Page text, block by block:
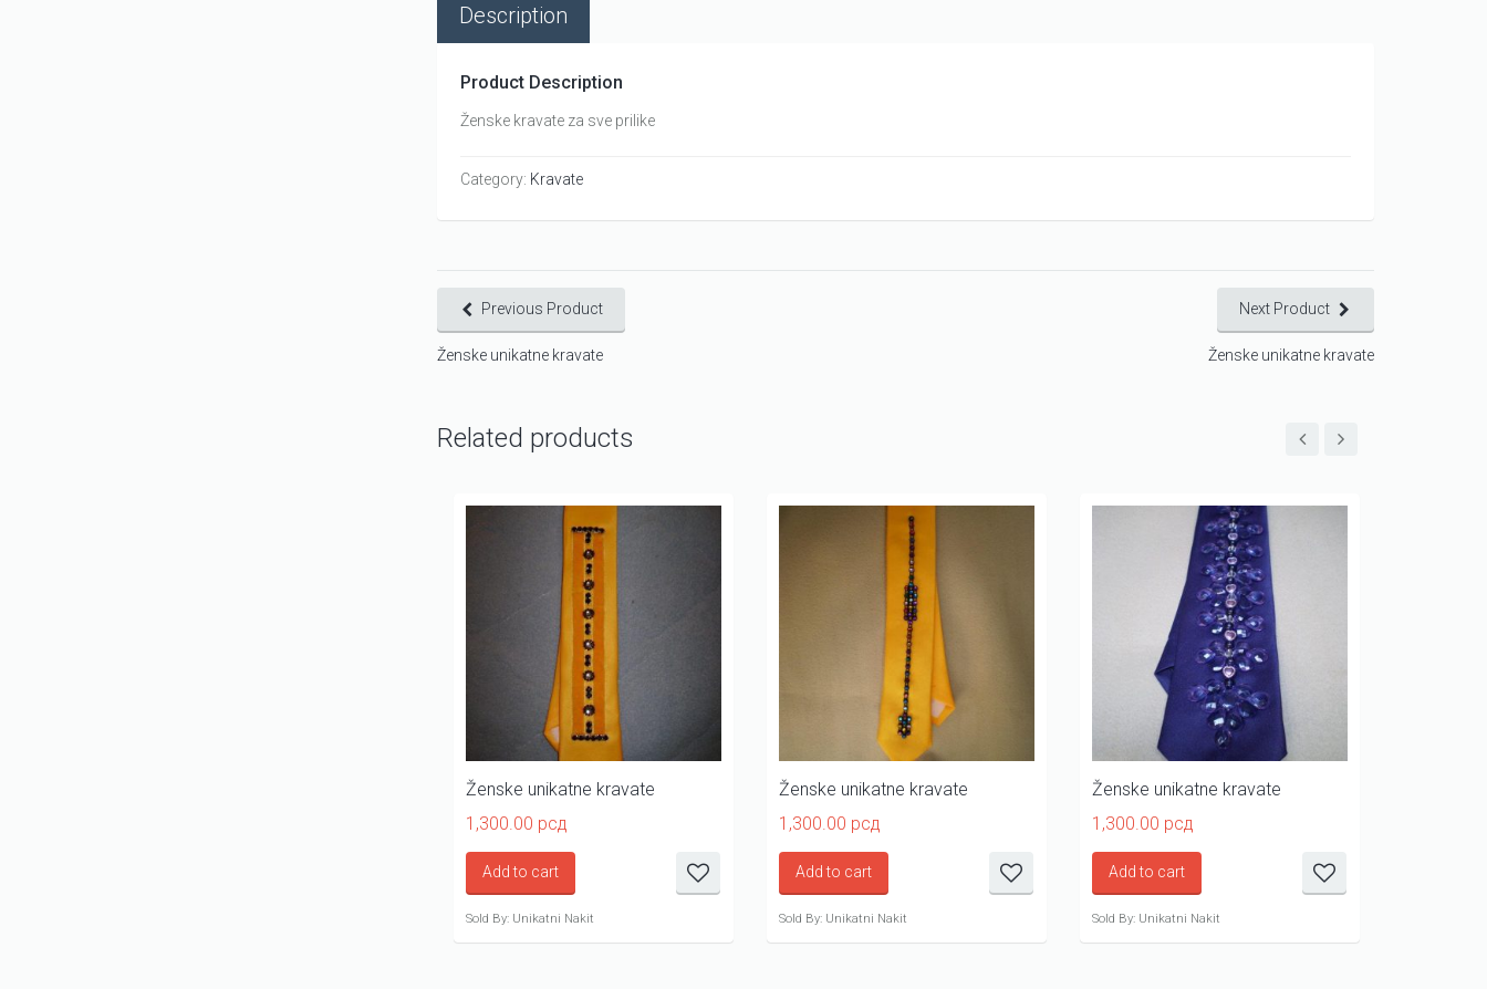
Description
Product Description
Ženske kravate za sve prilike
Category: Kravate
Previous Product
Ženske unikatne kravate
Next Product
Ženske unikatne kravate
Related products
Ženske unikatne kravate
1,300.00 рсд
Add to cart
Sold By: Unikatni Nakit
Ženske unikatne kravate
1,300.00 рсд
Add to cart
Sold By: Unikatni Nakit
Ženske unikatne kravate
1,300.00 рсд
Add to cart
Sold By: Unikatni Nakit